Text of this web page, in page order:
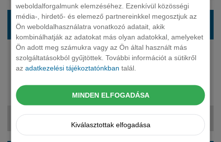
weboldalforgalmunk elemzéséhez. Ezenkívül közösségi
média-, hirdető- és elemező partnereinkkel megosztjuk az
Ön weboldalhasználatra vonatkozó adatait, akik
kombinálhatják az adatokat más olyan adatokkal, amelyeket
Ön adott meg számukra vagy az Ön által használt más
szolgáltatásokból gyűjtöttek. További információt a sütikről
azadatkezelési tájékoztatónkban talál.
MINDEN ELFOGADÁSA
Kiválasztottak elfogadása
RENAULT Trafic furgon-duplakabin 2.0 dCi 170
L2H1 P2 Extra A 5 sz.
170 LE
diesel
5 fő
17 063 750 Ft